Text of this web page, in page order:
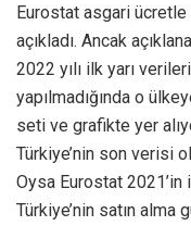
Eurostat asgari
açıkladı. Ancak
2022 yılı ilk yarı
yapılmadığında o
seti ve grafikte yer
Türkiye’nin son verisi
Oysa Eurostat 2021’in
Türkiye’nin satın alma